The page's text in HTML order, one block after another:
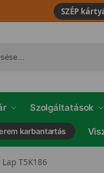
SZÉP
Szolgáltatások
karbantartás
T5K186